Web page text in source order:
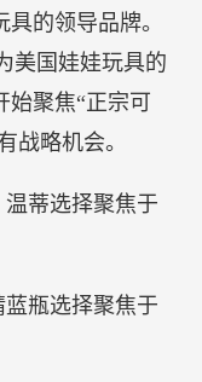
的领导品牌。
美国娃娃玩具的
聚焦“正宗可
战略机会。
蒂选择聚焦于
瓶选择聚焦于